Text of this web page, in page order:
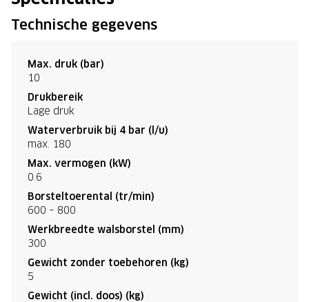
Technische gegevens
Max. druk (bar)
10
Drukbereik
Lage druk
Waterverbruik bij 4 bar (l/u)
max. 180
Max. vermogen (kW)
0.6
Borsteltoerental (tr/min)
600 – 800
Werkbreedte walsborstel (mm)
300
Gewicht zonder toebehoren (kg)
5
Gewicht (incl. doos) (kg)